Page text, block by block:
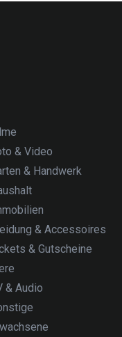
& Video
& Handwerk
& Accessoires
& Gutscheine
& Audio